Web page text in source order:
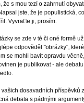
že s mou tezí o zahrnutí
jste, že je populistická,
Vyvraťte ji, prosím.
se zde v té či oné formě
odpověděl "obrázky",
se mohli bavit opravdu
je publikovat - ale
vašich dosavadních příspěvků
debata s pádnými